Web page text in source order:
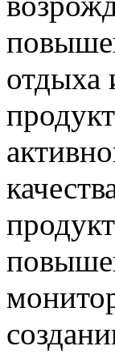
отдыха